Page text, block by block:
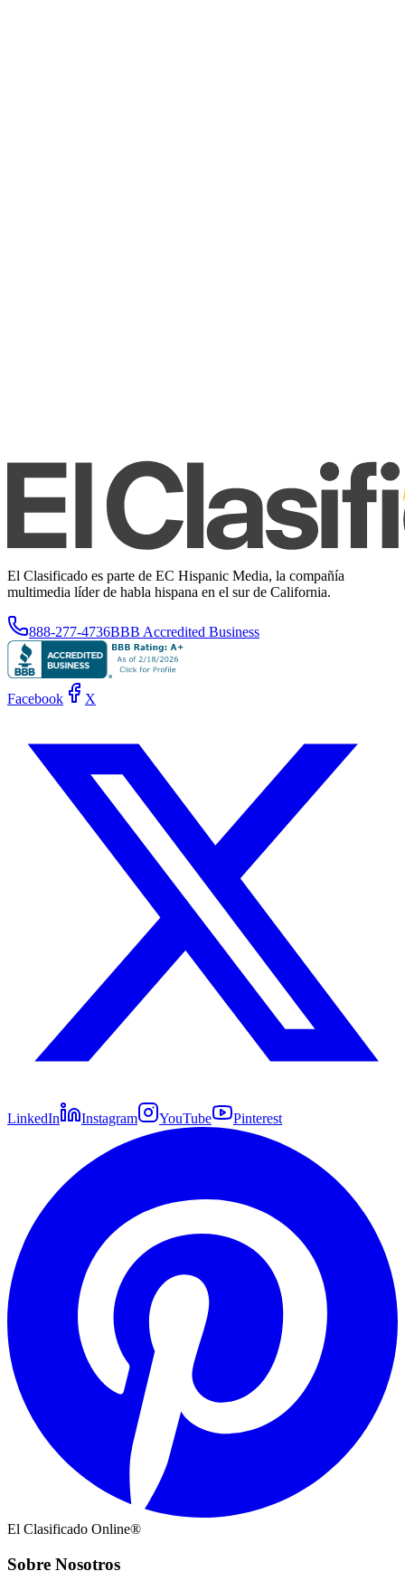
El Clasificado es parte de EC Hispanic Media, la compañía
multimedia líder de habla hispana en el sur de California.
888-277-4736BBB Accredited Business
Facebook X
LinkedIn Instagram YouTube Pinterest
El Clasificado Online®
Sobre Nosotros